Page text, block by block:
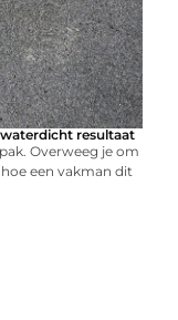
resultaat
Overweeg je om
een vakman dit